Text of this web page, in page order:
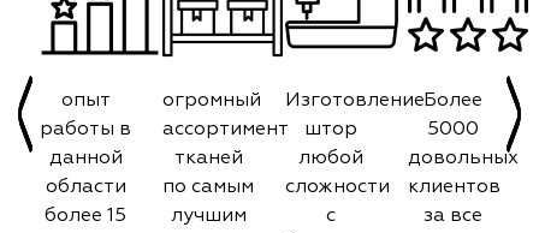
опыт
работы в
данной
области
более 15
огромный
ассортимент
тканей
по самым
лучшим
Изготовление
штор
любой
сложности
с
Более
5000
довольных
клиентов
за все